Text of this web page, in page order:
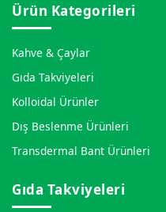
Ürün Kategorileri
Kahve & Çaylar
Gıda Takviyeleri
Kolloidal Ürünler
Dış Beslenme Ürünleri
Transdermal Bant Ürünleri
Gıda Takviyeleri